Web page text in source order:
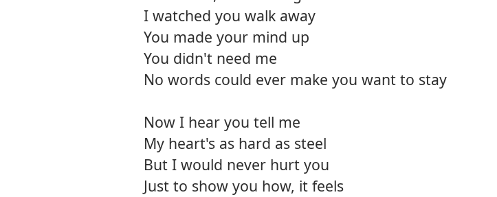
I watched you walk away
You made your mind up
You didn't need me
No words could ever make you want to stay
Now I hear you tell me
My heart's as hard as steel
But I would never hurt you
Just to show you how, it feels